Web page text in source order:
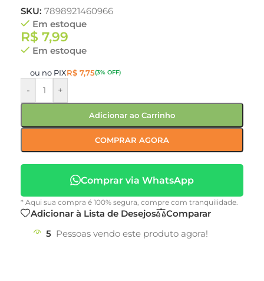
SKU: 7898921460966
Em estoque
R$ 7,99
Em estoque
ou no PIXR$ 7,75(3% OFF)
- +
Adicionar ao Carrinho
COMPRAR AGORA
Comprar via WhatsApp
* Aqui sua compra é 100% segura, compre com tranquilidade.
Adicionar à Lista de Desejos
Comparar
5 Pessoas vendo este produto agora!